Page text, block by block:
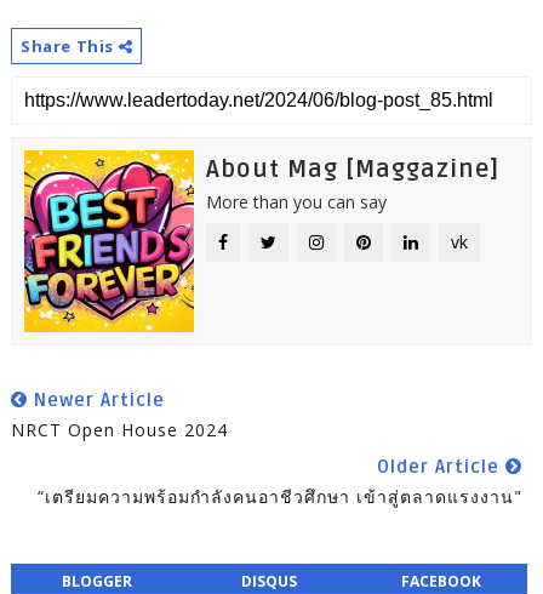
Share This
About Mag [Maggazine]
More than you can say
vk
Newer Article
NRCT Open House 2024
Older Article
“เตรียมความพร้อมกำลังคนอาชีวศึกษา เข้าสู่ตลาดแรงงาน"
BLOGGER DISQUS FACEBOOK